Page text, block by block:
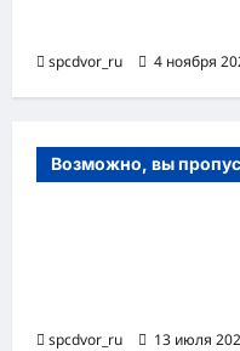
spcdvor_ru 4 ноября
Возможно, вы
spcdvor_ru 13 июля